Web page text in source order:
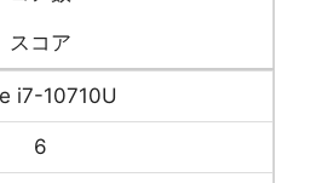
スコア
i7-10710U
6